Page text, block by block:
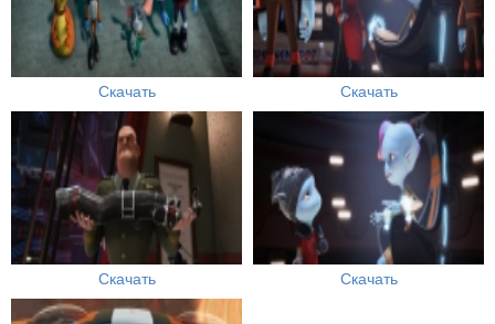
Скачать Скачать
Скачать Скачать